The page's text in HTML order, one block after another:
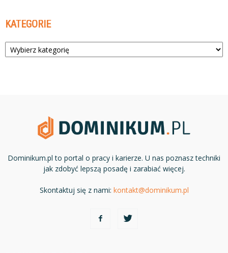
KATEGORIE
Kategorie
Dominikum.pl to portal o pracy i karierze. U nas poznasz techniki
jak zdobyć lepszą posadę i zarabiać więcej.
Skontaktuj się z nami: kontakt@dominikum.pl